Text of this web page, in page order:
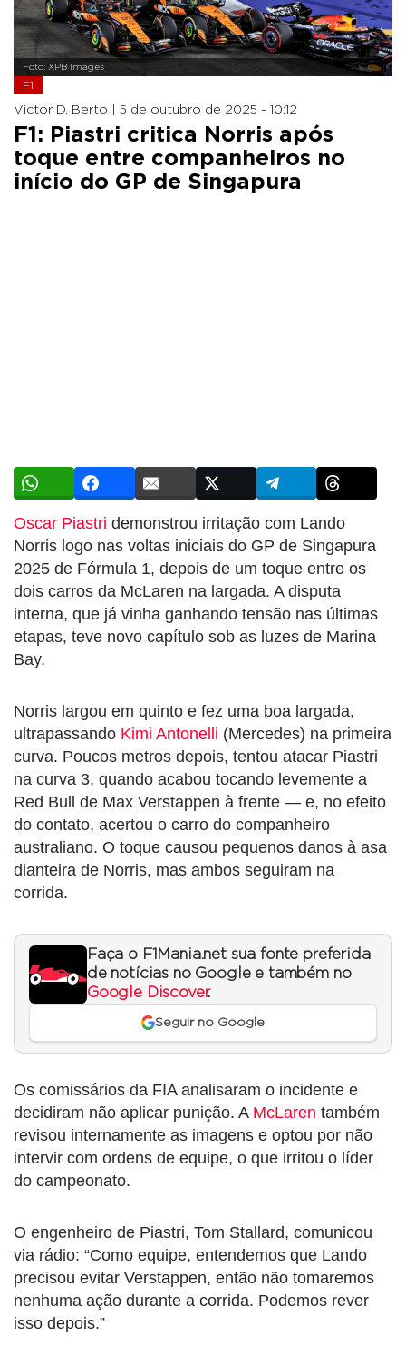
Foto: XPB Images
F1
Victor D. Berto | 5 de outubro de 2025 - 10:12
F1: Piastri critica Norris após
toque entre companheiros no
início do GP de Singapura
Oscar Piastri demonstrou irritação com Lando
Norris logo nas voltas iniciais do GP de Singapura
2025 de Fórmula 1, depois de um toque entre os
dois carros da McLaren na largada. A disputa
interna, que já vinha ganhando tensão nas últimas
etapas, teve novo capítulo sob as luzes de Marina
Bay.
Norris largou em quinto e fez uma boa largada,
ultrapassando Kimi Antonelli (Mercedes) na primeira
curva. Poucos metros depois, tentou atacar Piastri
na curva 3, quando acabou tocando levemente a
Red Bull de Max Verstappen à frente — e, no efeito
do contato, acertou o carro do companheiro
australiano. O toque causou pequenos danos à asa
dianteira de Norris, mas ambos seguiram na
corrida.
Faça o F1Mania.net sua fonte preferida
de notícias no Google e também no
Google Discover.
Seguir no Google
Os comissários da FIA analisaram o incidente e
decidiram não aplicar punição. A McLaren também
revisou internamente as imagens e optou por não
intervir com ordens de equipe, o que irritou o líder
do campeonato.
O engenheiro de Piastri, Tom Stallard, comunicou
via rádio: “Como equipe, entendemos que Lando
precisou evitar Verstappen, então não tomaremos
nenhuma ação durante a corrida. Podemos rever
isso depois.”